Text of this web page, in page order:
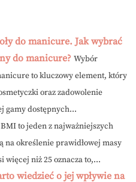
do manicure. Jak wybrać
do manicure? Wybór
to kluczowy element, który
oraz zadowolenie
gamy dostępnych...
BMI to jeden z najważniejszych
na określenie prawidłowej masy
więcej niż 25 oznacza to,...
wiedzieć o jej wpływie na